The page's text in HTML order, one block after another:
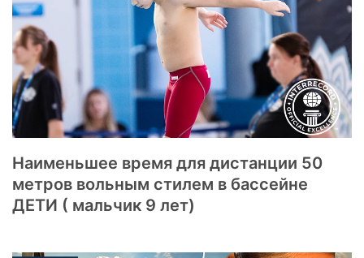
Наименьшее время для дистанции 50
метров вольным стилем в бассейне
ДЕТИ ( мальчик 9 лет)